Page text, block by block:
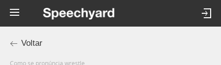
Voltar
Como se pronúncia wrestle